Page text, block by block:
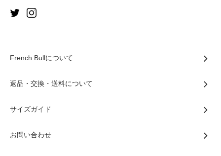
French Bullについて
返品・交換・送料について
サイズガイド
お問い合わせ